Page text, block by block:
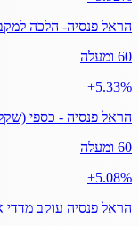
הראל פנסיה- הלכה
60 ומעלה
‎+5.33%
הראל פנסיה - כספי
60 ומעלה
‎+5.08%
הראל פנסיה עוקב מדדי